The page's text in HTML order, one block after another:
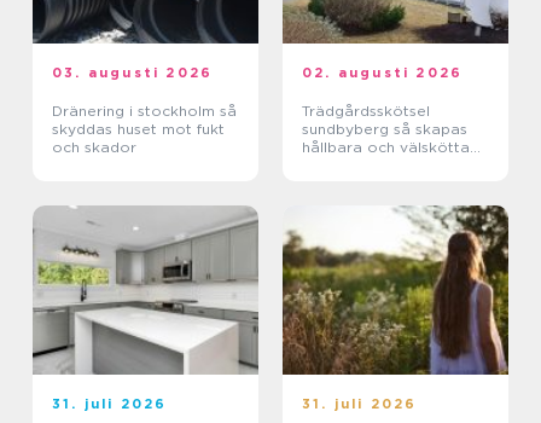
03. augusti 2026
Dränering i stockholm så
skyddas huset mot fukt
och skador
02. augusti 2026
Trädgårdsskötsel
sundbyberg så skapas
hållbara och välskötta
31. juli 2026 31. juli 2026